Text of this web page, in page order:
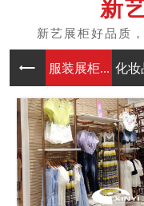
服装展柜... 化妆